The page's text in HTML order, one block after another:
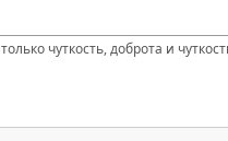
чуткость, доброта и